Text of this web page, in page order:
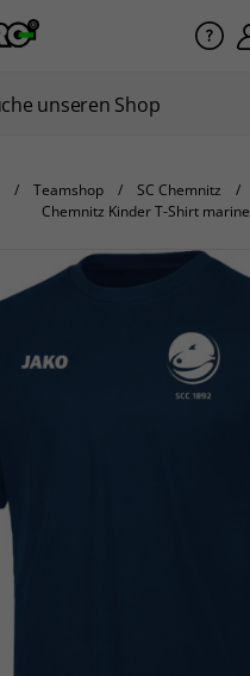
Teamshop SC Chemnitz
Chemnitz Kinder T-Shirt marine